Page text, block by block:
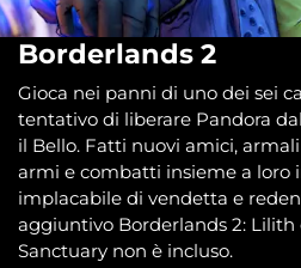
Borderlands 2
Gioca nei panni di uno dei sei
tentativo di liberare Pandora
il Bello. Fatti nuovi amici,
armi e combatti insieme a loro
implacabile di vendetta e
aggiuntivo Borderlands 2:
Sanctuary non è incluso.